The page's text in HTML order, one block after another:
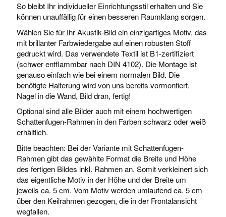
So bleibt Ihr individueller Einrichtungsstil erhalten und Sie
können unauffällig für einen besseren Raumklang sorgen.
Wählen Sie für Ihr Akustik-Bild ein einzigartiges Motiv, das
mit brillanter Farbwiedergabe auf einen robusten Stoff
gedruckt wird. Das verwendete Textil ist B1-zertifiziert
(schwer entflammbar nach DIN 4102). Die Montage ist
genauso einfach wie bei einem normalen Bild. Die
benötigte Halterung wird von uns bereits vormontiert.
Nagel in die Wand, Bild dran, fertig!
Optional sind alle Bilder auch mit einem hochwertigen
Schattenfugen-Rahmen in den Farben schwarz oder weiß
erhältlich.
Bitte beachten: Bei der Variante mit Schattenfugen-
Rahmen gibt das gewählte Format die Breite und Höhe
des fertigen Bildes inkl. Rahmen an. Somit verkleinert sich
das eigentliche Motiv in der Höhe und der Breite um
jeweils ca. 5 cm. Vom Motiv werden umlaufend ca. 5 cm
über den Keilrahmen gezogen, die in der Frontalansicht
wegfallen.